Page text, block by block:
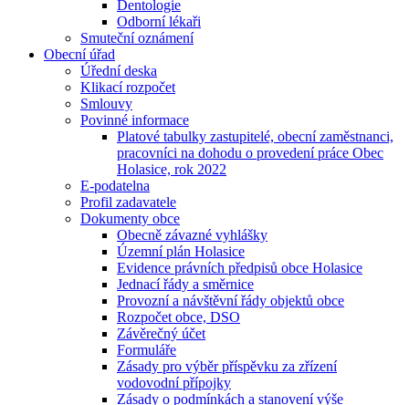
Dentologie
Odborní lékaři
Smuteční oznámení
Obecní úřad
Úřední deska
Klikací rozpočet
Smlouvy
Povinné informace
Platové tabulky zastupitelé, obecní zaměstnanci,
pracovníci na dohodu o provedení práce Obec
Holasice, rok 2022
E-podatelna
Profil zadavatele
Dokumenty obce
Obecně závazné vyhlášky
Územní plán Holasice
Evidence právních předpisů obce Holasice
Jednací řády a směrnice
Provozní a návštěvní řády objektů obce
Rozpočet obce, DSO
Závěrečný účet
Formuláře
Zásady pro výběr příspěvku za zřízení
vodovodní přípojky
Zásady o podmínkách a stanovení výše